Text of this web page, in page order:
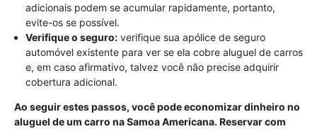
adicionais podem se acumular rapidamente, portanto,
evite-os se possível.
Verifique o seguro: verifique sua apólice de seguro
automóvel existente para ver se ela cobre aluguel de carros
e, em caso afirmativo, talvez você não precise adquirir
cobertura adicional.
Ao seguir estes passos, você pode economizar dinheiro no
aluguel de um carro na Samoa Americana. Reservar com